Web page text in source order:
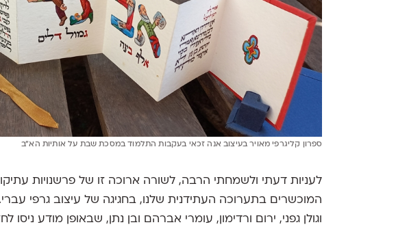
ספרון קליגרפי מאויר בעיצוב אנה זכאי בעקבות התלמוד במסכת שבת על אותיות הא״ב
לעניות דעתי ולשמחתי הרבה, לשורה ארוכה זו של פרשנויות
המוכשרים בתערוכה העתידנית שלנו, בחגיגה של עיצוב גרפי
וגולן גפני, ירום ורדימון, עומרי אברהם ובן נתן, שבאופן מודע